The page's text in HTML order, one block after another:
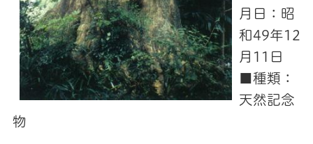
月日：昭
和49年12
月11日
■種類：
天然記念
物